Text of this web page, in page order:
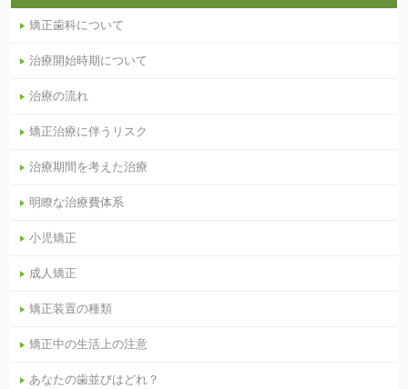
矯正歯科について
治療開始時期について
治療の流れ
矯正治療に伴うリスク
治療期間を考えた治療
明瞭な治療費体系
小児矯正
成人矯正
矯正装置の種類
矯正中の生活上の注意
あなたの歯並びはどれ？